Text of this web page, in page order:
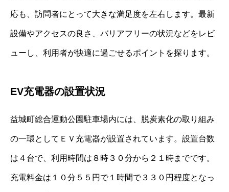
応も、訪問者にとって大きな満足度を左右します。最新
設備やアクセスの良さ、バリアフリーの状況などをレビ
ューし、利用者が快適に過ごせるポイントを探ります。
EV充電器の設置状況
益城町総合運動公園駐車場内には、脱炭素化の取り組み
の一環としてＥＶ充電器が設置されています。設置台数
は４台で、利用時間は８時３０分から２１時までです。
充電料金は１０分５５円で１時間で３３０円程度となっ